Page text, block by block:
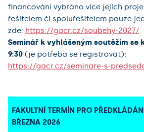
financování vybráno více jejích
řešitelem či spoluřešitelem pouze
zde: https://gacr.cz/soubehy-2027/
Seminář k vyhlášeným soutěžím se
9:30 (je potřeba se registrovat):
https://gacr.cz/seminare-s-
FAKULTNÍ TERMÍN PRO
BŘEZNA 2026